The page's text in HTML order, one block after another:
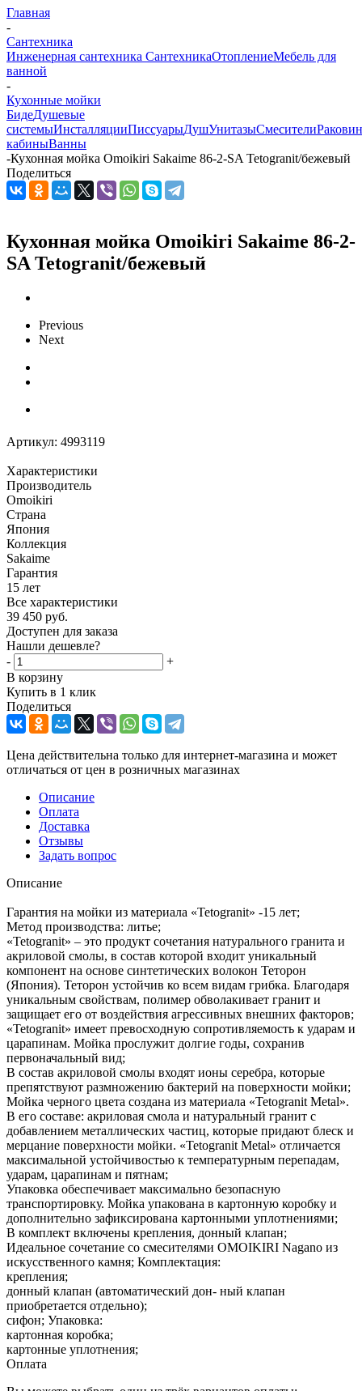
Главная
-
Сантехника
Инженерная сантехника СантехникаОтоплениеМебель для
ванной
-
Кухонные мойки
БидеДушевые
системыИнсталляцииПиссуарыДушУнитазыСмесители
кабиныВанны
-Кухонная мойка Omoikiri Sakaime 86-2-SA Tetogranit/бежевый
Поделиться
Кухонная мойка Omoikiri Sakaime 86-2-
SA Tetogranit/бежевый
Previous
Next
Артикул: 4993119
Характеристики
Производитель
Omoikiri
Страна
Япония
Коллекция
Sakaime
Гарантия
15 лет
Все характеристики
39 450 руб.
Доступен для заказа
Нашли дешевле?
-
+
В корзину
Купить в 1 клик
Поделиться
Цена действительна только для интернет-магазина и может
отличаться от цен в розничных магазинах
Описание
Оплата
Доставка
Отзывы
Задать вопрос
Описание
Гарантия на мойки из материала «Tetogranit» -15 лет;
Метод производства: литье;
«Tetogranit» – это продукт сочетания натурального гранита и
акриловой смолы, в состав которой входит уникальный
компонент на основе синтетических волокон Теторон
(Япония). Теторон устойчив ко всем видам грибка. Благодаря
уникальным свойствам, полимер обволакивает гранит и
защищает его от воздействия агрессивных внешних факторов;
«Tetogranit» имеет превосходную сопротивляемость к ударам и
царапинам. Мойка прослужит долгие годы, сохранив
первоначальный вид;
В состав акриловой смолы входят ионы серебра, которые
препятствуют размножению бактерий на поверхности мойки;
Мойка черного цвета создана из материала «Tetogranit Metal».
В его составе: акриловая смола и натуральный гранит с
добавлением металлических частиц, которые придают блеск и
мерцание поверхности мойки. «Tetogranit Metal» отличается
максимальной устойчивостью к температурным перепадам,
ударам, царапинам и пятнам;
Упаковка обеспечивает максимально безопасную
транспортировку. Мойка упакована в картонную коробку и
дополнительно зафиксирована картонными уплотнениями;
В комплект включены крепления, донный клапан;
Идеальное сочетание со смесителями OMOIKIRI Nagano из
искусственного камня; Комплектация:
крепления;
донный клапан (автоматический дон- ный клапан
приобретается отдельно);
сифон; Упаковка:
картонная коробка;
картонные уплотнения;
Оплата